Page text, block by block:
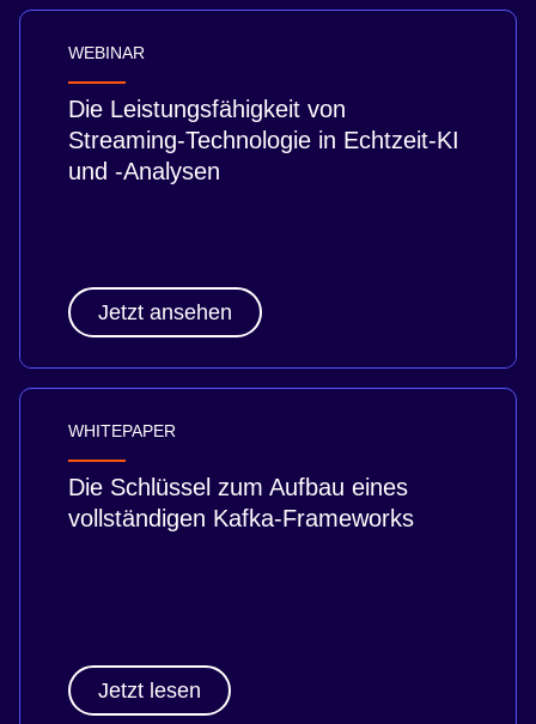
WEBINAR
Die Leistungsfähigkeit von
Streaming-Technologie in Echtzeit-KI
und -Analysen
Jetzt ansehen
WHITEPAPER
Die Schlüssel zum Aufbau eines
vollständigen Kafka-Frameworks
Jetzt lesen